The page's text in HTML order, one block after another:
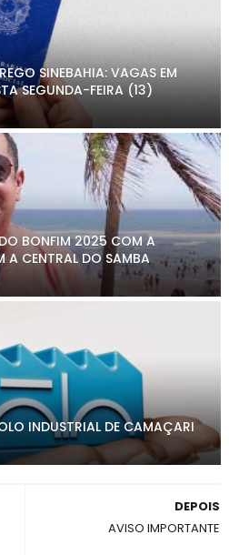
SINEBAHIA: VAGAS EM
SEGUNDA-FEIRA (13)
BONFIM 2025 COM A
A CENTRAL DO SAMBA
INDUSTRIAL DE CAMAÇARI
DEPOIS
AVISO IMPORTANTE